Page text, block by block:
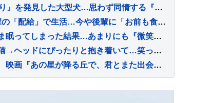
50分の散歩をしたあと『水たまり』を発見した大型犬…思わず同情する『まさかの行動』に反響「やってくれましたねｗ」「問題児っぷりが魅力」
【 ヒコロヒー 】極貧時代は先輩の「配給」で生活…今や後輩に「お前も食うか？」と500円のアイスを奢れるまでに成長
柴犬の上に乗った黒猫→そのまま眠ってしまった結果…あまりにも『微笑ましい光景』が33万再生「やさしいなあ」「めちゃくちゃ癒された」
掃除機をかけると近づいてきた猫→ヘッドにぴったりと抱き着いて…笑ってしまう行動が31万再生「モップかなｗ」「ええ～かわいいｗ」
【福山雅治】サプライズ登壇！ 映画『あの星が降る丘で、君とまた出会いたい。』 公開記念舞台挨拶開催！！